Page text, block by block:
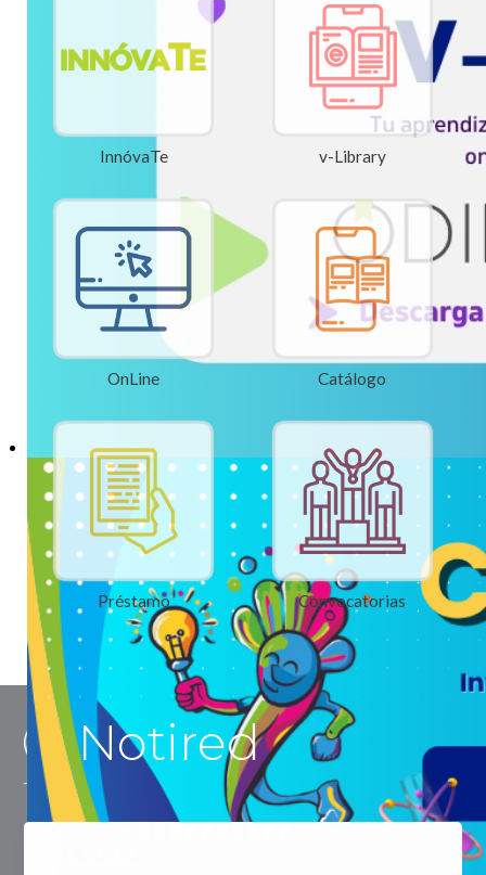
InnóvaTe v-Library
OnLine Catálogo
Préstamo Convocatorias
Notired